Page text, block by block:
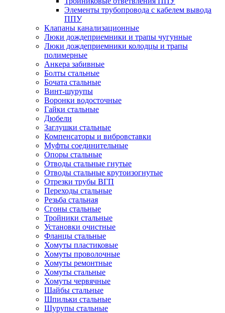
Элементы трубопровода с кабелем вывода
ППУ
Клапаны канализационные
Люки дождеприемники и трапы чугунные
Люки дождеприемники колодцы и трапы
полимерные
Анкера забивные
Болты стальные
Бочата стальные
Винт-шурупы
Воронки водосточные
Гайки стальные
Дюбели
Заглушки стальные
Компенсаторы и вибровставки
Муфты соединительные
Опоры стальные
Отводы стальные гнутые
Отводы стальные крутоизогнутые
Отрезки трубы ВГП
Переходы стальные
Резьба стальная
Сгоны стальные
Тройники стальные
Установки очистные
Фланцы стальные
Хомуты пластиковые
Хомуты проволочные
Хомуты ремонтные
Хомуты стальные
Хомуты червячные
Шайбы стальные
Шпильки стальные
Шурупы стальные